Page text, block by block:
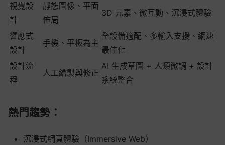
視覺設
計
靜態圖像、平面
佈局
3D 元素、微互動、沉浸式體驗
響應式
設計
手機、平板為主
全設備適配、多輸入支援、網速
最佳化
設計流
程
人工繪製與修正
AI 生成草圖 + 人類微調 + 設計
系統整合
熱門趨勢：
沉浸式網頁體驗（Immersive Web）